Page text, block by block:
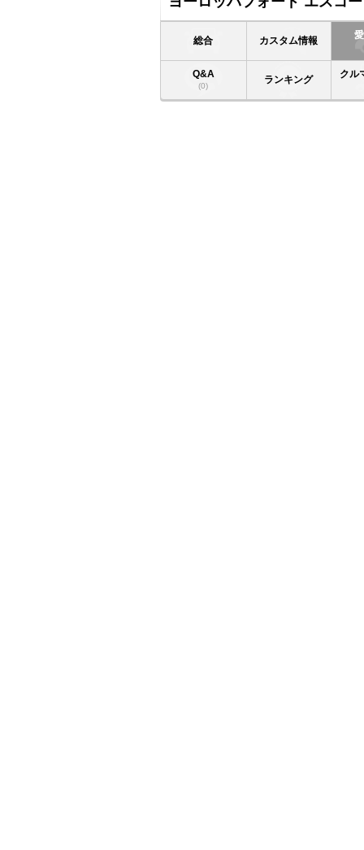
総合 カスタム情報
Q&A
(0) ランキング
クル